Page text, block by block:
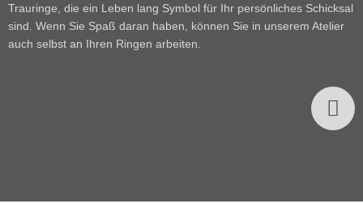
Trauringe, die ein Leben lang Symbol für Ihr persönliches Schicksal
sind. Wenn Sie Spaß daran haben, können Sie in unserem Atelier
auch selbst an Ihren Ringen arbeiten.